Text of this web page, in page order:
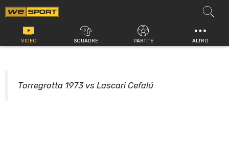
Vai
al
contenuto
VIDEO SQUADRE PARTITE ALTRO
Torregrotta 1973 vs Lascari Cefalú